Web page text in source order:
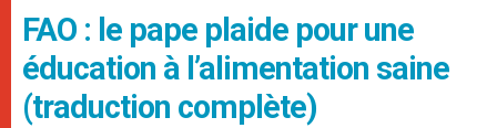
FAO : le pape plaide pour une
éducation à l’alimentation saine
(traduction complète)